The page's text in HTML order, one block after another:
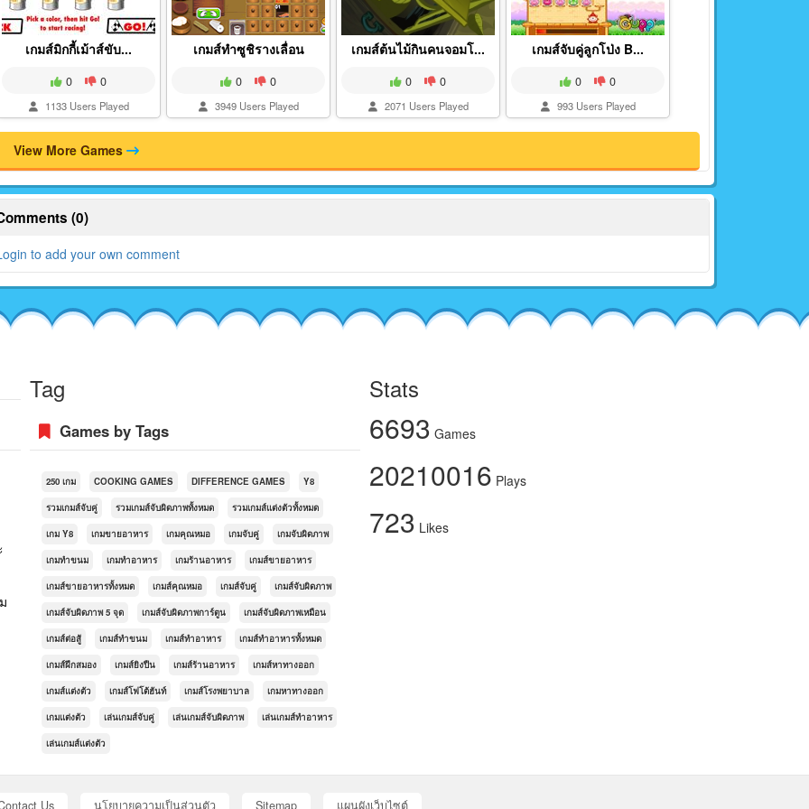
เกมส์มิกกี้เม้าส์ขับ...
0 0
1133 Users Played
เกมส์ทำซูชิรางเลื่อน
0 0
3949 Users Played
เกมส์ต้นไม้กินคนจอมโ...
0 0
2071 Users Played
เกมส์จับคู่ลูกโป่ง B...
0 0
993 Users Played
View More Games
(0)
to add your own comment
Tag
Games by Tags
250 เกม COOKING GAMES DIFFERENCE GAMES Y8
รวมเกมส์จับคู่ รวมเกมส์จับผิดภาพทั้งหมด รวมเกมส์แต่งตัวทั้งหมด
เกม Y8 เกมขายอาหาร เกมคุณหมอ เกมจับคู่ เกมจับผิดภาพ
เกมทำขนม เกมทำอาหาร เกมร้านอาหาร เกมส์ขายอาหาร
เกมส์ขายอาหารทั้งหมด เกมส์คุณหมอ เกมส์จับคู่ เกมส์จับผิดภาพ
เกมส์จับผิดภาพ 5 จุด เกมส์จับผิดภาพการ์ตูน เกมส์จับผิดภาพเหมือน
เกมส์ต่อสู้ เกมส์ทำขนม เกมส์ทำอาหาร เกมส์ทำอาหารทั้งหมด
เกมส์ฝึกสมอง เกมส์ยิงปืน เกมส์ร้านอาหาร เกมส์หาทางออก
เกมส์แต่งตัว เกมส์โฟโต้ฮันท์ เกมส์โรงพยาบาล เกมหาทางออก
เกมแต่งตัว เล่นเกมส์จับคู่ เล่นเกมส์จับผิดภาพ เล่นเกมส์ทำอาหาร
เล่นเกมส์แต่งตัว
Stats
6693 Games
20210016 Plays
723 Likes
Us นโยบายความเป็นส่วนตัว Sitemap แผนผังเว็บไซต์